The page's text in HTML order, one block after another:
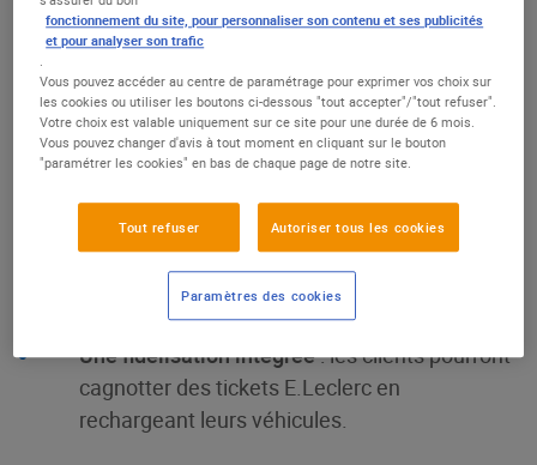
objectif ambitieux : équiper tous ses magasins, en
s’appuyant sur un réseau déjà implanté de 4 300 points de
charge. Simple, compétitive et incitative, cette nouvelle
offre s'articule autour de trois avantages clés :
Des prix compétitifs
Un réseau adapté aux usages réels, avec des
bornes standards, rapides ou ultra-rapides,
installées en fonction du trafic et du profil de
chaque point de vente.
Une fidélisation intégrée: les clients pourront
cagnotter des tickets E.Leclerc en
rechargeant leurs véhicules.
fonctionnement du site, pour personnaliser son contenu et ses publicités
et pour analyser son trafic
.
Vous pouvez accéder au centre de paramétrage pour exprimer vos choix sur
les cookies ou utiliser les boutons ci-dessous "tout accepter"/"tout refuser".
Votre choix est valable uniquement sur ce site pour une durée de 6 mois.
Vous pouvez changer d'avis à tout moment en cliquant sur le bouton
"paramétrer les cookies" en bas de chaque page de notre site.
Tout refuser Autoriser tous les cookies
Paramètres des cookies